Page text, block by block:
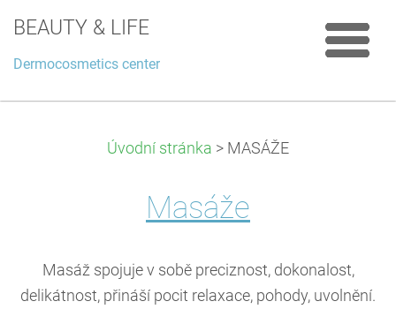
BEAUTY & LIFE
Dermocosmetics center
Úvodní stránka > MASÁŽE
Masáže
Masáž spojuje v sobě preciznost, dokonalost,
delikátnost, přináší pocit relaxace, pohody, uvolnění.